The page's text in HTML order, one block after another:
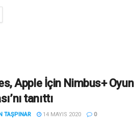
Apple İçin Nimbus+ Oyun
tanıttı
TAŞPINAR 14 MAYIS 2020 0